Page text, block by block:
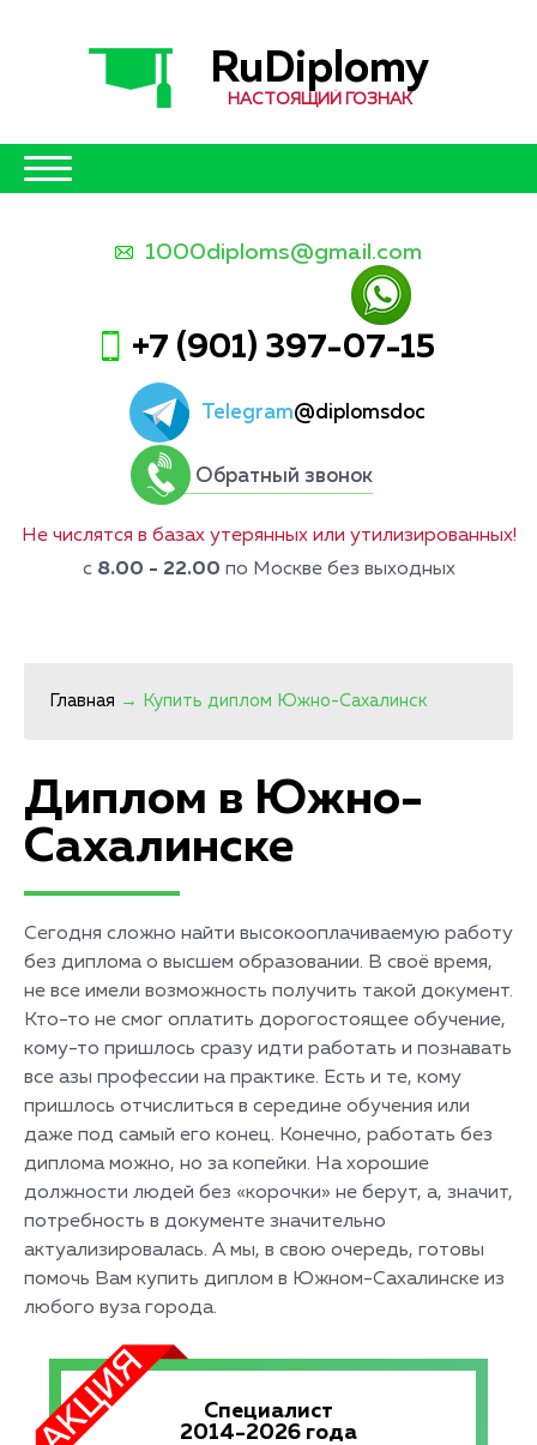
RuDiplomy
НАСТОЯЩИЙ ГОЗНАК
1000diploms@gmail.com
+7 (901) 397-07-15
Telegram@diplomsdoc
Обратный звонок
Не числятся в базах утерянных или утилизированных!
с 8.00 - 22.00 по Москве без выходных
Главная → Купить диплом Южно-Сахалинск
Диплом в Южно-
Сахалинске
Сегодня сложно найти высокооплачиваемую работу
без диплома о высшем образовании. В своё время,
не все имели возможность получить такой документ.
Кто-то не смог оплатить дорогостоящее обучение,
кому-то пришлось сразу идти работать и познавать
все азы профессии на практике. Есть и те, кому
пришлось отчислиться в середине обучения или
даже под самый его конец. Конечно, работать без
диплома можно, но за копейки. На хорошие
должности людей без «корочки» не берут, а, значит,
потребность в документе значительно
актуализировалась. А мы, в свою очередь, готовы
помочь Вам купить диплом в Южном-Сахалинске из
любого вуза города.
Специалист
2014-2026 года